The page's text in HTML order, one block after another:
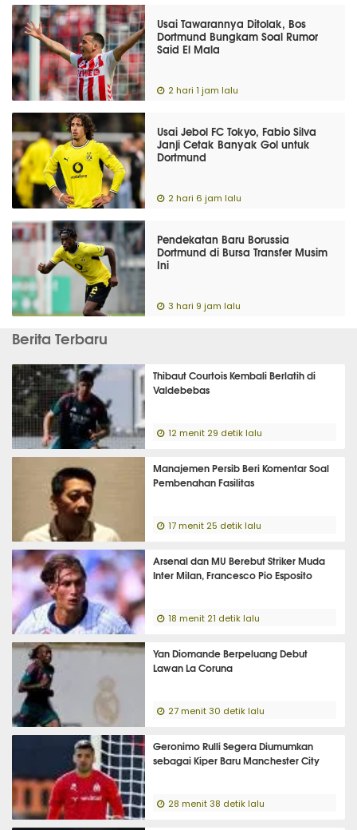
Usai Tawarannya Ditolak, Bos
Dortmund Bungkam Soal Rumor
Said El Mala
2 hari 1 jam lalu
Usai Jebol FC Tokyo, Fabio Silva
Janji Cetak Banyak Gol untuk
Dortmund
2 hari 6 jam lalu
Pendekatan Baru Borussia
Dortmund di Bursa Transfer Musim
Ini
3 hari 9 jam lalu
Berita Terbaru
Thibaut Courtois Kembali Berlatih di
Valdebebas
12 menit 29 detik lalu
Manajemen Persib Beri Komentar Soal
Pembenahan Fasilitas
17 menit 25 detik lalu
Arsenal dan MU Berebut Striker Muda
Inter Milan, Francesco Pio Esposito
18 menit 21 detik lalu
Yan Diomande Berpeluang Debut
Lawan La Coruna
27 menit 30 detik lalu
Geronimo Rulli Segera Diumumkan
sebagai Kiper Baru Manchester City
28 menit 38 detik lalu